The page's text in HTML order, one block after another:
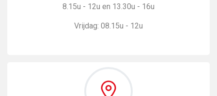
8.15u - 12u en 13.30u - 16u
Vrijdag: 08.15u - 12u